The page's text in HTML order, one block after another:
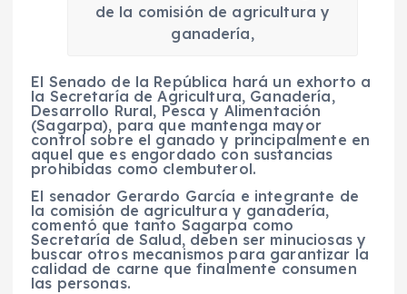
de la comisión de agricultura y
ganadería,
El Senado de la República hará un exhorto a
la Secretaría de Agricultura, Ganadería,
Desarrollo Rural, Pesca y Alimentación
(Sagarpa), para que mantenga mayor
control sobre el ganado y principalmente en
aquel que es engordado con sustancias
prohibidas como clembuterol.
El senador Gerardo García e integrante de
la comisión de agricultura y ganadería,
comentó que tanto Sagarpa como
Secretaría de Salud, deben ser minuciosas y
buscar otros mecanismos para garantizar la
calidad de carne que finalmente consumen
las personas.